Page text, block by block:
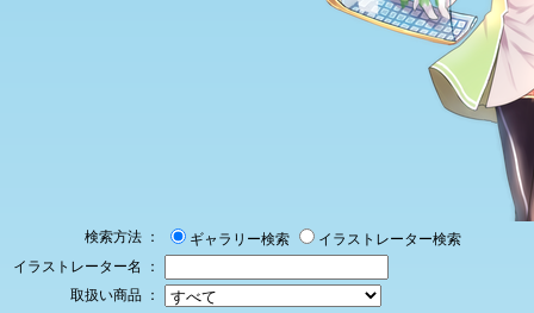
検索方法 ： ギャラリー検索
イラストレーター検索
イラストレーター名 ：
取扱い商品 ：